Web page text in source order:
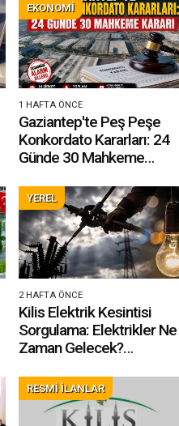
EKONOMİ
1 HAFTA ÖNCE
Gaziantep'te Peş Peşe
Konkordato Kararları: 24
Günde 30 Mahkeme
YEREL
2 HAFTA ÖNCE
Kilis Elektrik Kesintisi
Sorgulama: Elektrikler Ne
Zaman Gelecek?
RESMİ İLANLAR